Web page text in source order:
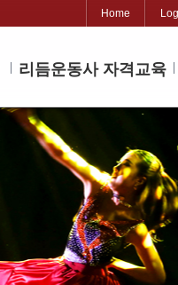
Home
리듬운동사 자격교육